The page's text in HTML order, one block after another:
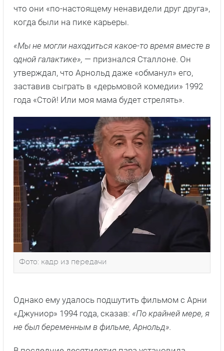
что они «по-настоящему ненавидели друг друга»,
когда были на пике карьеры.
«Мы не могли находиться какое-то время вместе в
одной галактике», — признался Сталлоне. Он
утверждал, что Арнольд даже «обманул» его,
заставив сыграть в «дерьмовой комедии» 1992
года «Стой! Или моя мама будет стрелять».
Фото: кадр из передачи
Однако ему удалось подшутить фильмом с Арни
«Джуниор» 1994 года, сказав: «По крайней мере, я
не был беременным в фильме, Арнольд».